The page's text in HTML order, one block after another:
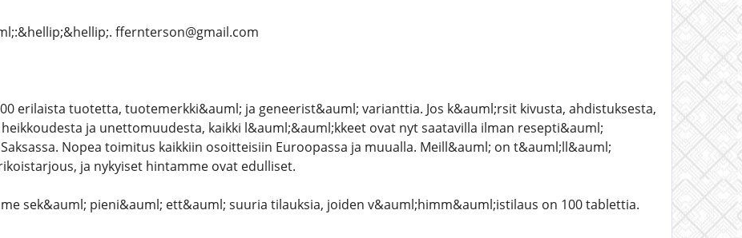
ffernterson@gmail.com
erilaista tuotetta, tuotemerkki&auml; ja geneerist&auml; varianttia. Jos k&auml;rsit kivusta, ahdistuksesta,
ja unettomuudesta, kaikki l&auml;&auml;kkeet ovat nyt saatavilla ilman resepti&auml;
Nopea toimitus kaikkiin osoitteisiin Euroopassa ja muualla. Meill&auml; on t&auml;ll&auml;
ja nykyiset hintamme ovat edulliset.
sek&auml; pieni&auml; ett&auml; suuria tilauksia, joiden v&auml;himm&auml;istilaus on 100 tablettia.